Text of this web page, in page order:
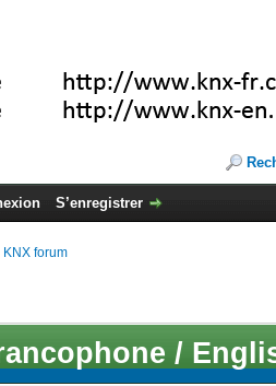
S’enregistrer
forum
/